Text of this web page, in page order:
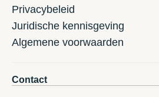
Privacybeleid
Juridische kennisgeving
Algemene voorwaarden
Contact